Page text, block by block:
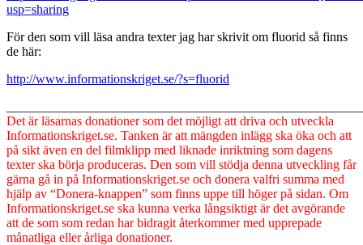
usp=sharing
För den som vill läsa andra texter jag har skrivit om fluorid så finns
de här:
http://www.informationskriget.se/?s=fluorid
Det är läsarnas donationer som det möjligt att driva och utveckla
Informationskriget.se. Tanken är att mängden inlägg ska öka och att
på sikt även en del filmklipp med liknade inriktning som dagens
texter ska börja produceras. Den som vill stödja denna utveckling får
gärna gå in på Informationskriget.se och donera valfri summa med
hjälp av “Donera-knappen” som finns uppe till höger på sidan. Om
Informationskriget.se ska kunna verka långsiktigt är det avgörande
att de som som redan har bidragit återkommer med upprepade
månatliga eller årliga donationer.